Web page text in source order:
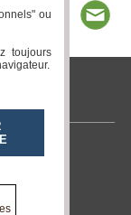
ou
toujours